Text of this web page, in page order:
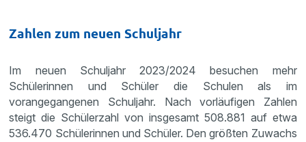
Zahlen zum neuen Schuljahr
Im neuen Schuljahr 2023/2024 besuchen mehr
Schülerinnen und Schüler die Schulen als im
vorangegangenen Schuljahr. Nach vorläufigen Zahlen
steigt die Schülerzahl von insgesamt 508.881 auf etwa
536.470 Schülerinnen und Schüler. Den größten Zuwachs